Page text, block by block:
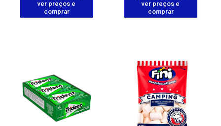
ver preços e
comprar
ver preços e
comprar